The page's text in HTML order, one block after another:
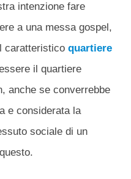
intenzione fare
a una messa gospel,
caratteristico quartiere
il quartiere
anche se converrebbe
e considerata la
sociale di un